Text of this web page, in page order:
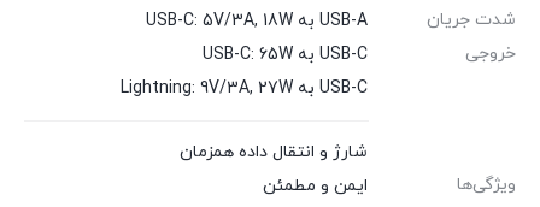
شدت جریان
خروجی
USB-A به USB-C: 5V/3A, 18W
USB-C به USB-C: 65W
USB-C به Lightning: 9V/3A, 27W
ویژگی‌ها
شارژ و انتقال داده همزمان
ایمن و مطمئن